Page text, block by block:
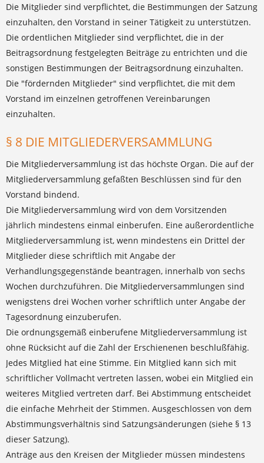
Die Mitglieder sind verpflichtet, die Bestimmungen der Satzung
einzuhalten, den Vorstand in seiner Tätigkeit zu unterstützen.
Die ordentlichen Mitglieder sind verpflichtet, die in der
Beitragsordnung festgelegten Beiträge zu entrichten und die
sonstigen Bestimmungen der Beitragsordnung einzuhalten.
Die "fördernden Mitglieder" sind verpflichtet, die mit dem
Vorstand im einzelnen getroffenen Vereinbarungen
einzuhalten.
§ 8 DIE MITGLIEDERVERSAMMLUNG
Die Mitgliederversammlung ist das höchste Organ. Die auf der
Mitgliederversammlung gefaßten Beschlüssen sind für den
Vorstand bindend.
Die Mitgliederversammlung wird von dem Vorsitzenden
jährlich mindestens einmal einberufen. Eine außerordentliche
Mitgliederversammlung ist, wenn mindestens ein Drittel der
Mitglieder diese schriftlich mit Angabe der
Verhandlungsgegenstände beantragen, innerhalb von sechs
Wochen durchzuführen. Die Mitgliederversammlungen sind
wenigstens drei Wochen vorher schriftlich unter Angabe der
Tagesordnung einzuberufen.
Die ordnungsgemäß einberufene Mitgliederversammlung ist
ohne Rücksicht auf die Zahl der Erschienenen beschlußfähig.
Jedes Mitglied hat eine Stimme. Ein Mitglied kann sich mit
schriftlicher Vollmacht vertreten lassen, wobei ein Mitglied ein
weiteres Mitglied vertreten darf. Bei Abstimmung entscheidet
die einfache Mehrheit der Stimmen. Ausgeschlossen von dem
Abstimmungsverhältnis sind Satzungsänderungen (siehe § 13
dieser Satzung).
Anträge aus den Kreisen der Mitglieder müssen mindestens